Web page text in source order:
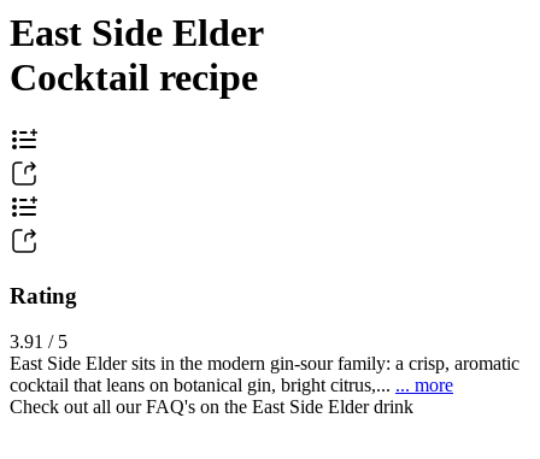
East Side Elder
Cocktail recipe
Rating
3.91 / 5
East Side Elder sits in the modern gin-sour family: a crisp, aromatic
cocktail that leans on botanical gin, bright citrus,... ... more
Check out all our FAQ's on the East Side Elder drink